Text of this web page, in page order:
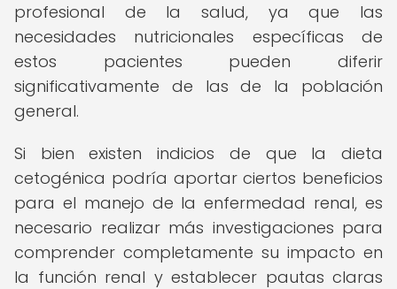
profesional de la salud, ya que las
necesidades nutricionales específicas de
estos pacientes pueden diferir
significativamente de las de la población
general.
Si bien existen indicios de que la dieta
cetogénica podría aportar ciertos beneficios
para el manejo de la enfermedad renal, es
necesario realizar más investigaciones para
comprender completamente su impacto en
la función renal y establecer pautas claras